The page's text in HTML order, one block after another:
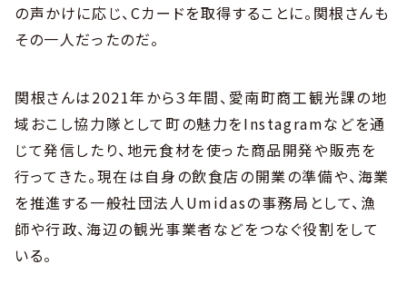
の声かけに応じ、Cカードを取得することに。関根さんも
その一人だったのだ。
関根さんは2021年から３年間、愛南町商工観光課の地
域おこし協力隊として町の魅力をInstagramなどを通
じて発信したり、地元食材を使った商品開発や販売を
行ってきた。現在は自身の飲食店の開業の準備や、海業
を推進する一般社団法人Umidasの事務局として、漁
師や行政、海辺の観光事業者などをつなぐ役割をして
いる。